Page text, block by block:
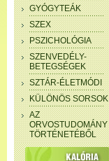
GYÓGYTEÁK
SZEX
PSZICHOLÓGIA
SZENVEDÉLY-
BETEGSÉGEK
SZTÁR-ÉLETMÓDI
KÜLÖNÖS SORSOK
AZ
ORVOSTUDOMÁNY
TÖRTÉNETÉBŐL